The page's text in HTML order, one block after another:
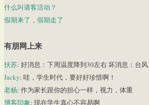
什么叫请客活动？
假期来了，假期走了
有朋网上来
扶苏: 好消息：下周温度降到30左右 坏消息：台
Jacky: 哇，学生时代，要好好珍惜啊！
老杨: 作为家长跟你的担心一样，视力，体重
博客印象: 现在学生真心不容易啊